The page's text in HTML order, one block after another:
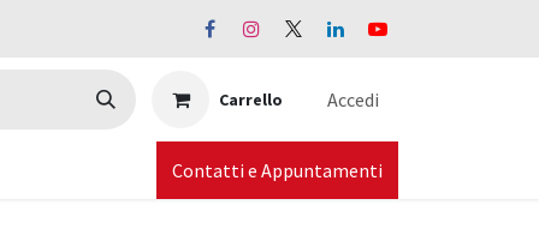
Carrello Accedi
Contatti e Appuntamenti